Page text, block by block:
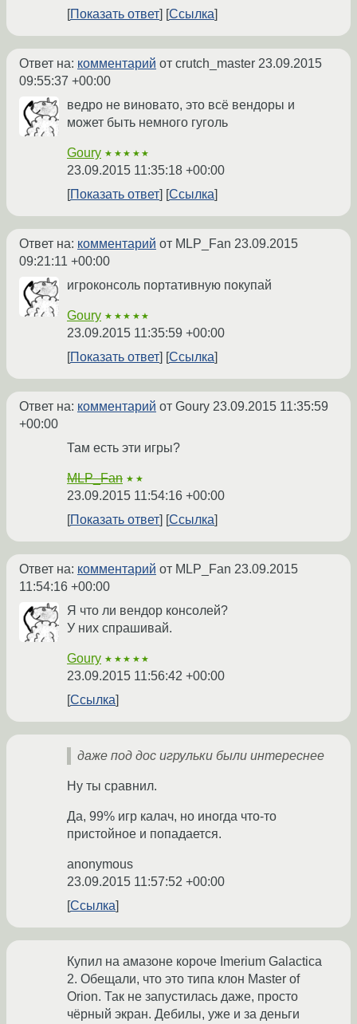
Показать ответ
Ссылка
Ответ на: комментарий от crutch_master 23.09.2015
09:55:37 +00:00
ведро не виновато, это всё вендоры и
может быть немного гуголь
Goury ★★★★★
23.09.2015 11:35:18 +00:00
Показать ответ
Ссылка
Ответ на: комментарий от MLP_Fan 23.09.2015
09:21:11 +00:00
игроконсоль портативную покупай
Goury ★★★★★
23.09.2015 11:35:59 +00:00
Показать ответ
Ссылка
Ответ на: комментарий от Goury 23.09.2015 11:35:59
+00:00
Там есть эти игры?
MLP_Fan ★★
23.09.2015 11:54:16 +00:00
Показать ответ
Ссылка
Ответ на: комментарий от MLP_Fan 23.09.2015
11:54:16 +00:00
Я что ли вендор консолей?
У них спрашивай.
Goury ★★★★★
23.09.2015 11:56:42 +00:00
Ссылка
даже под дос игрульки были интереснее
Ну ты сравнил.
Да, 99% игр калач, но иногда что-то
пристойное и попадается.
anonymous
23.09.2015 11:57:52 +00:00
Ссылка
Купил на амазоне короче Imerium Galactica
2. Обещали, что это типа клон Master of
Orion. Так не запустилась даже, просто
чёрный экран. Дебилы, уже и за деньги